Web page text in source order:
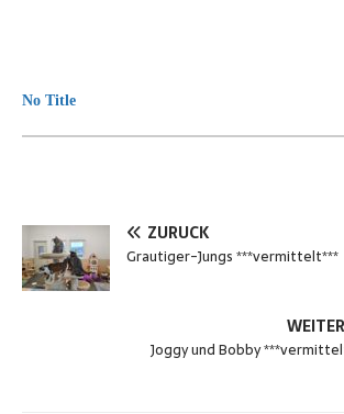
No Title
ZURÜCK
Grautiger-Jungs ***vermittelt***
WEITER
Joggy und Bobby